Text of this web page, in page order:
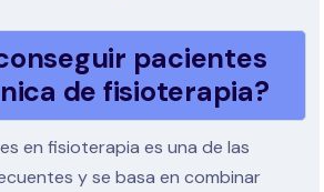
pacientes
de fisioterapia?
en fisioterapia es una de las
y se basa en combinar